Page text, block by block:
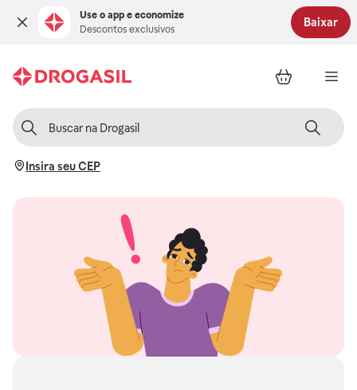
Use o app e economize
Descontos exclusivos
Baixar
Insira seu CEP